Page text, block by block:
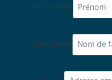
First name*
Last name*